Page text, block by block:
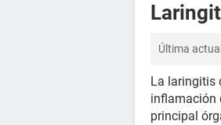
Última
La laringitis
inflamación
principal